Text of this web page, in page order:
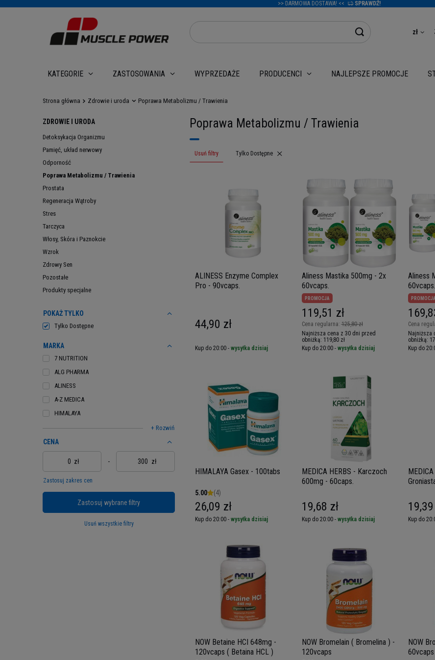
>> DARMOWA DOSTAWA! << SPRAWDŹ!
zł
KATEGORIE ZASTOSOWANIA WYPRZEDAŻE PRODUCENCI NAJLEPSZE PROMOCJE
Strona główna Zdrowie i uroda Poprawa Metabolizmu / Trawienia
ZDROWIE I URODA
Detoksykacja Organizmu
Pamięć, układ nerwowy
Odporność
Poprawa Metabolizmu / Trawienia
Prostata
Regeneracja Wątroby
Stres
Tarczyca
Włosy, Skóra i Paznokcie
Wzrok
Zdrowy Sen
Pozostałe
Produkty specjalne
POKAŻ TYLKO
Tylko Dostępne
MARKA
7 NUTRITION
ALG PHARMA
ALINESS
A-Z MEDICA
HIMALAYA
+ Rozwiń
CENA
zł - zł
Zastosuj zakres cen
Zastosuj wybrane filtry
Usuń wszystkie filtry
Poprawa Metabolizmu / Trawienia
Usuń filtry Usuń filtr
Tylko Dostępne
ALINESS Enzyme Complex
Pro - 90vcaps.
44,90 zł
Kup do 20:00 - wysyłka dzisiaj
Aliness Mastika 500mg - 2x
60vcaps.
PROMOCJA
Cena regularna:125,80 zł
119,51 zł
Najniższa cena z 30 dni przed
obniżką: 119,80 zł
Kup do 20:00 - wysyłka dzisiaj
Aliness
60vcaps.
PROMOCJA
Cena
Najniższa
obniżką:
Kup do
HIMALAYA Gasex - 100tabs
5.00 (4)
26,09 zł
Kup do 20:00 - wysyłka dzisiaj
MEDICA HERBS - Karczoch
600mg - 60caps.
19,68 zł
Kup do 20:00 - wysyłka dzisiaj
19,39
Kup do
NOW Betaine HCI 648mg -
120vcaps ( Betaina HCL )
NOW Bromelain ( Bromelina ) -
120vcaps
NOW
60vcaps